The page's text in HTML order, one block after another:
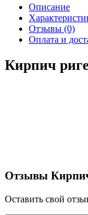
Описание
Отзывы (0)
Оплата и
Кирпич
Отзывы
Оставить свой